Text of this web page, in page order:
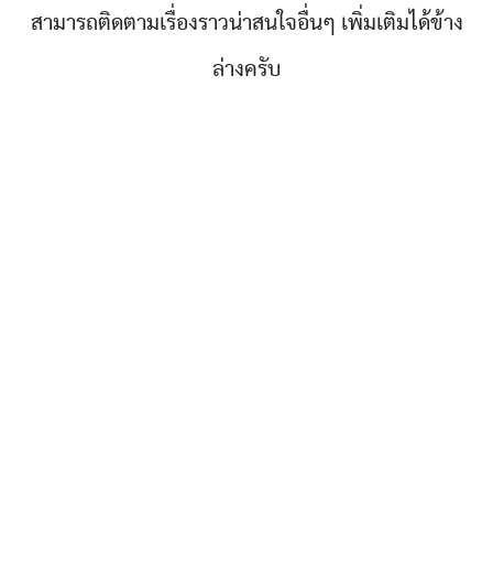
สามารถติดตามเรื่องราวน่าสนใจอื่นๆ เพิ่มเติมได้ข้าง
ล่างครับ